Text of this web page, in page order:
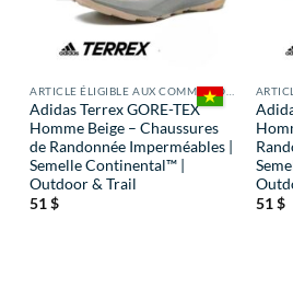
Adidas Terrex GORE-TEX
Homme Beige – Chaussures
de Randonnée Imperméables |
Semelle Continental™ |
Outdoor & Trail
51$
51$